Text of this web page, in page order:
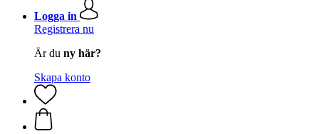
Logga in
Registrera nu
Är du ny här?
Skapa konto